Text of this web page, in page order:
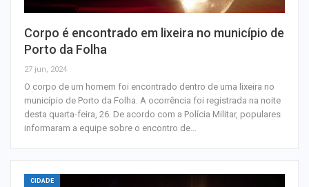
Corpo é encontrado em lixeira no município de
Porto da Folha
27 jun, 2024
O corpo de um homem foi encontrado dentro de uma lixeira no
município de Porto da Folha. A ocorrência foi registrada na noite
desta quarta-feira, 26. De acordo com a Polícia Militar, populares
informaram a equipe sobre o encontro de…
CIDADE